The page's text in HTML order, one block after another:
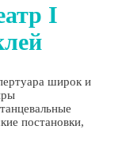
I
широк и
постановки,